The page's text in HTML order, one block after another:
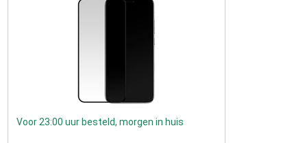
Voor 23:00 uur besteld, morgen in huis